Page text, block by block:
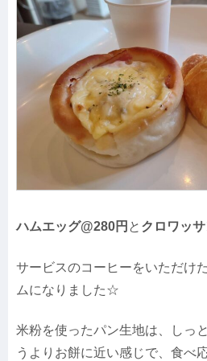
ハムエッグ@280円 と クロワッ
サービスのコーヒーをいただけ
ムになりました☆
米粉を使ったパン生地は、しっ
うよりお餅に近い感じで、食べ